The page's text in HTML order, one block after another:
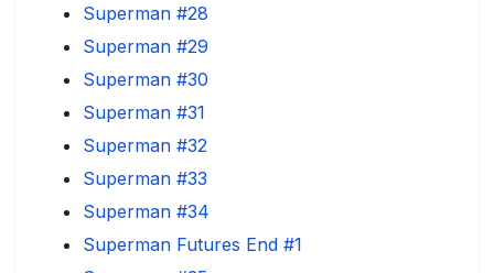
Superman #28
Superman #29
Superman #30
Superman #31
Superman #32
Superman #33
Superman #34
Superman Futures End #1